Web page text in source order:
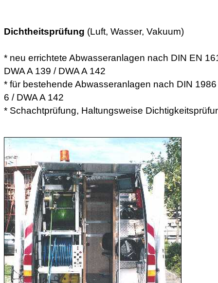
Dichtheitsprüfung (Luft, Wasser, Vakuum)
* neu errichtete Abwasseranlagen nach DIN EN
DWA A 139 / DWA A 142
* für bestehende Abwasseranlagen nach DIN 1986
6 / DWA A 142
* Schachtprüfung, Haltungsweise